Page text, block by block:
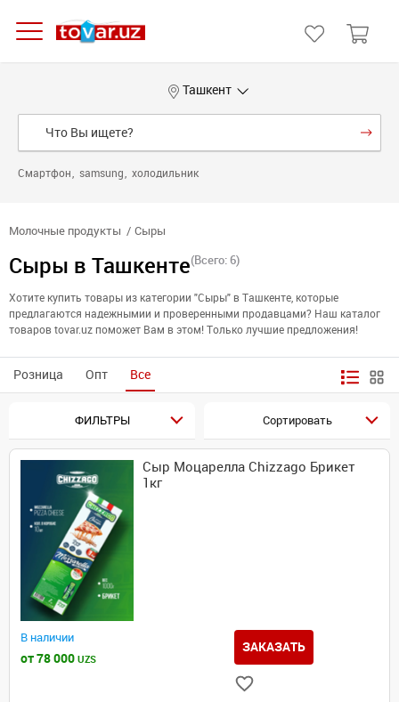
Ташкент
Смартфон samsung холодильник
Молочные продукты Сыры
Сыры в Ташкенте(Всего: 6)
Хотите купить товары из категории "Сыры" в Ташкенте, которые
предлагаются надежнымии и проверенными продавцами? Наш каталог
товаров tovar.uz поможет Вам в этом! Только лучшие предложения!
Розница Опт Все
ФИЛЬТРЫ Сортировать
Сыр Моцарелла Chizzago Брикет
1кг
В наличии
от 78 000 UZS
ЗАКАЗАТЬ